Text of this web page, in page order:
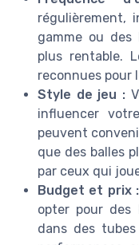
régulièrement,
gamme ou
plus rentable.
reconnues pour
Style de jeu :
influencer
peuvent
que des balles
par ceux qui
Budget et prix :
opter pour des
dans des